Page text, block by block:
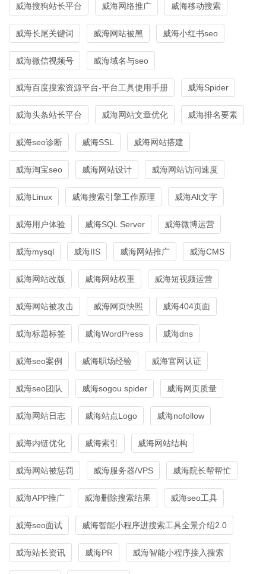
威海搜狗站长平台 威海网络推广 威海移动搜索
威海长尾关键词 威海网站被黑 威海小红书seo
威海微信视频号 威海域名与seo
威海百度搜索资源平台-平台工具使用手册 威海Spider
威海头条站长平台 威海网站文章优化 威海排名要素
威海seo诊断 威海SSL 威海网站搭建
威海淘宝seo 威海网站设计 威海网站访问速度
威海Linux 威海搜索引擎工作原理 威海Alt文字
威海用户体验 威海SQL Server 威海微博运营
威海mysql 威海IIS 威海网站推广 威海CMS
威海网站改版 威海网站权重 威海短视频运营
威海网站被攻击 威海网页快照 威海404页面
威海标题标签 威海WordPress 威海dns
威海seo案例 威海职场经验 威海官网认证
威海seo团队 威海sogou spider 威海网页质量
威海网站日志 威海站点Logo 威海nofollow
威海内链优化 威海索引 威海网站结构
威海网站被惩罚 威海服务器/VPS 威海院长帮帮忙
威海APP推广 威海删除搜索结果 威海seo工具
威海seo面试 威海智能小程序进搜索工具全景介绍2.0
威海站长资讯 威海PR 威海智能小程序接入搜索